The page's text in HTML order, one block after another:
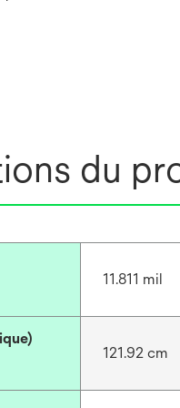
du
11.811 mil
121.92 cm